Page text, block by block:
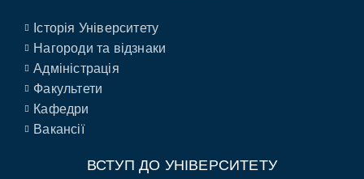
Історія Університету
Нагороди та відзнаки
Адміністрація
Факультети
Кафедри
Вакансії
ВСТУП ДО УНІВЕРСИТЕТУ